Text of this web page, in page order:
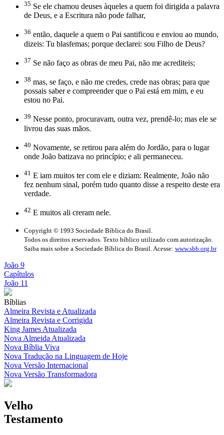
35 Se ele chamou deuses àqueles a quem foi dirigida a palavra
de Deus, e a Escritura não pode falhar,
36 então, daquele a quem o Pai santificou e enviou ao mundo,
dizeis: Tu blasfemas; porque declarei: sou Filho de Deus?
37 Se não faço as obras de meu Pai, não me acrediteis;
38 mas, se faço, e não me credes, crede nas obras; para que
possais saber e compreender que o Pai está em mim, e eu
estou no Pai.
39 Nesse ponto, procuravam, outra vez, prendê-lo; mas ele se
livrou das suas mãos.
40 Novamente, se retirou para além do Jordão, para o lugar
onde João batizava no princípio; e ali permaneceu.
41 E iam muitos ter com ele e diziam: Realmente, João não
fez nenhum sinal, porém tudo quanto disse a respeito deste era
verdade.
42 E muitos ali creram nele.
Copyright © 1993 Sociedade Bíblica do Brasil.
Todos os direitos reservados. Texto bíblico utilizado com autorização.
Saiba mais sobre a Sociedade Bíblica do Brasil. Acesse: www.sbb.org.br
João 9
Capítulos
João 11
Bíblias
Almeira Revista e Atualizada
Almeira Revista e Corrigida
King James Atualizada
Nova Almeida Atualizada
Nova Bíblia Viva
Nova Tradução na Linguagem de Hoje
Nova Versão Internacional
Nova Versão Transformadora
Velho
Testamento